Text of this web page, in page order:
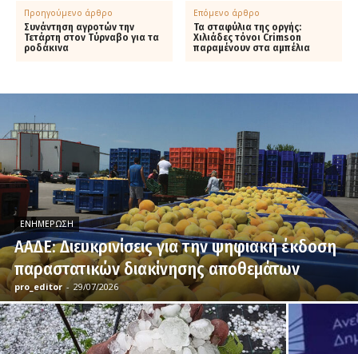
Προηγούμενο άρθρο
Συνάντηση αγροτών την
Τετάρτη στον Τύρναβο για τα
ροδάκινα
Επόμενο άρθρο
Τα σταφύλια της οργής:
Χιλιάδες τόνοι Crimson
παραμένουν στα αμπέλια
ΕΝΗΜΈΡΩΣΗ
ΑΑΔΕ: Διευκρινίσεις για την ψηφιακή έκδοση
παραστατικών διακίνησης αποθεμάτων
pro_editor - 29/07/2026